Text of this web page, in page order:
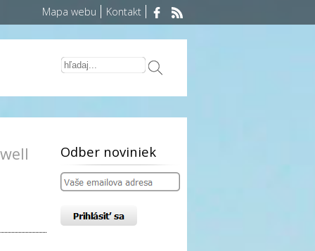
Mapa webu Kontakt
Odber noviniek